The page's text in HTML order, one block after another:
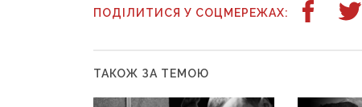
ПОДІЛИТИСЯ У СОЦМЕРЕЖАХ:
ТАКОЖ ЗА ТЕМОЮ